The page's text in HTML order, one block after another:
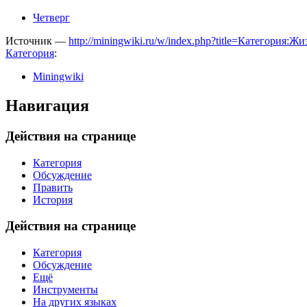
Четверг
Источник — http://miningwiki.ru/w/
Категория:
Miningwiki
Навигация
Действия на странице
Категория
Обсуждение
Править
История
Действия на странице
Категория
Обсуждение
Ещё
Инструменты
На других языках